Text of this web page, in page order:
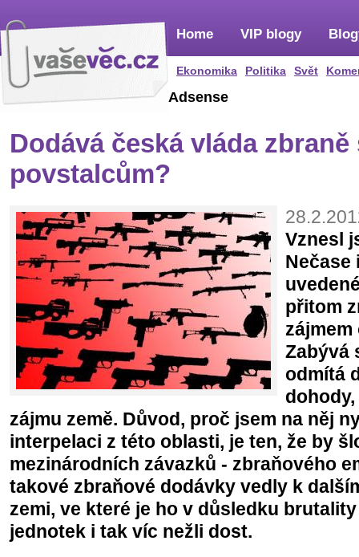
Home
Ekonomika Politika Svět
VIP blogy
Adsense
Dodává česká vláda
povstalcům?
Vznesl
Nečase
přitom
Zabývá
odmítá
zájmu země. Důvod, proč jsem na něj
interpelaci z této oblasti, je ten, že by
mezinárodních závazků - zbraňového
takové zbraňové dodávky vedly k
zemi, ve které je ho v důsledku
jednotek i tak víc nežli dost.